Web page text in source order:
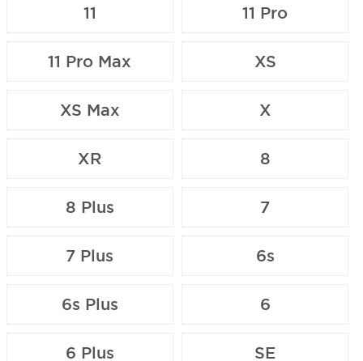
11 11 Pro
11 Pro Max XS
XS Max X
XR 8
8 Plus 7
7 Plus 6s
6s Plus 6
6 Plus SE